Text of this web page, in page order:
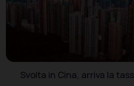
Svolta in Cina, arriva la